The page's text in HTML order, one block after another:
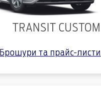
TRANSIT CUSTOM
Брошури та прайс-листи